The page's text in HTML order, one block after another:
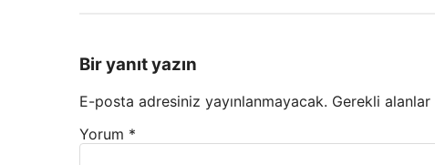
Bir yanıt yazın
E-posta adresiniz yayınlanmayacak. Gerekli alanlar
Yorum *